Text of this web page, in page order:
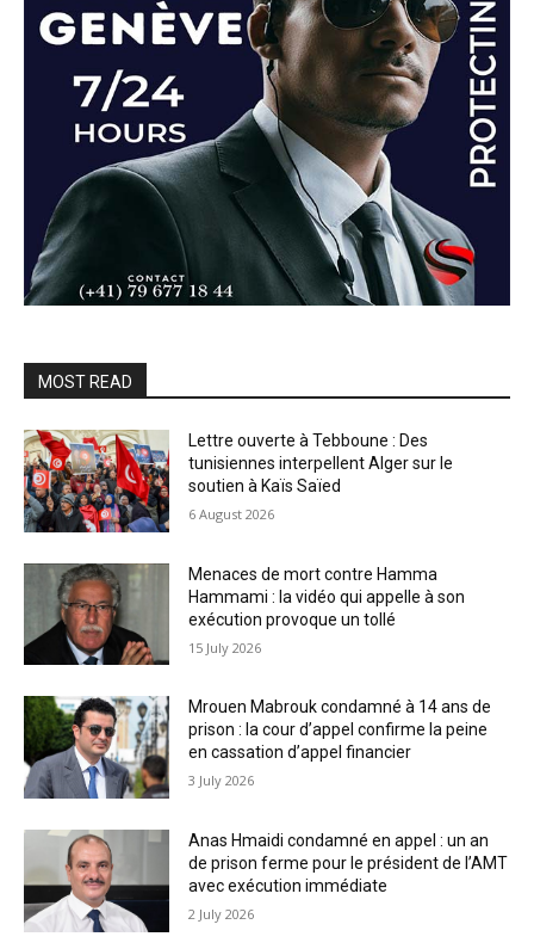
MOST READ
Lettre ouverte à Tebboune : Des
tunisiennes interpellent Alger sur le
soutien à Kaïs Saïed
6 August 2026
Menaces de mort contre Hamma
Hammami : la vidéo qui appelle à son
exécution provoque un tollé
15 July 2026
Mrouen Mabrouk condamné à 14 ans de
prison : la cour d’appel confirme la peine
en cassation d’appel financier
3 July 2026
Anas Hmaidi condamné en appel : un an
de prison ferme pour le président de l’AMT
avec exécution immédiate
2 July 2026